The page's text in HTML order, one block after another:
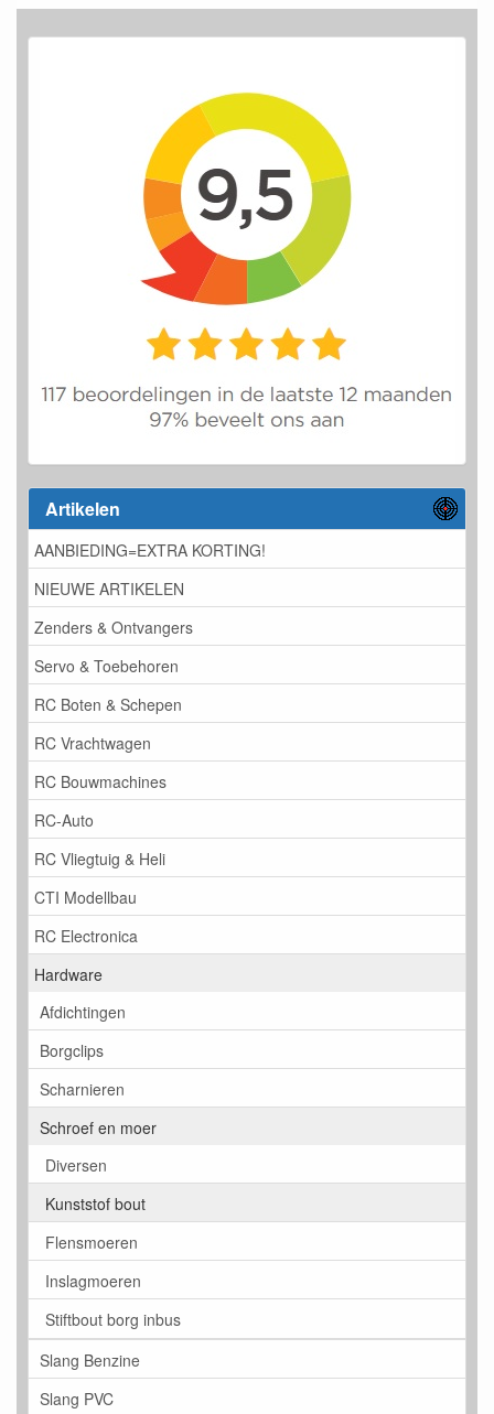
Artikelen
AANBIEDING=EXTRA KORTING!
NIEUWE ARTIKELEN
Zenders & Ontvangers
Servo & Toebehoren
RC Boten & Schepen
RC Vrachtwagen
RC Bouwmachines
RC-Auto
RC Vliegtuig & Heli
CTI Modellbau
RC Electronica
Hardware
Afdichtingen
Borgclips
Scharnieren
Schroef en moer
Diversen
Kunststof bout
Flensmoeren
Inslagmoeren
Stiftbout borg inbus
Slang Benzine
Slang PVC